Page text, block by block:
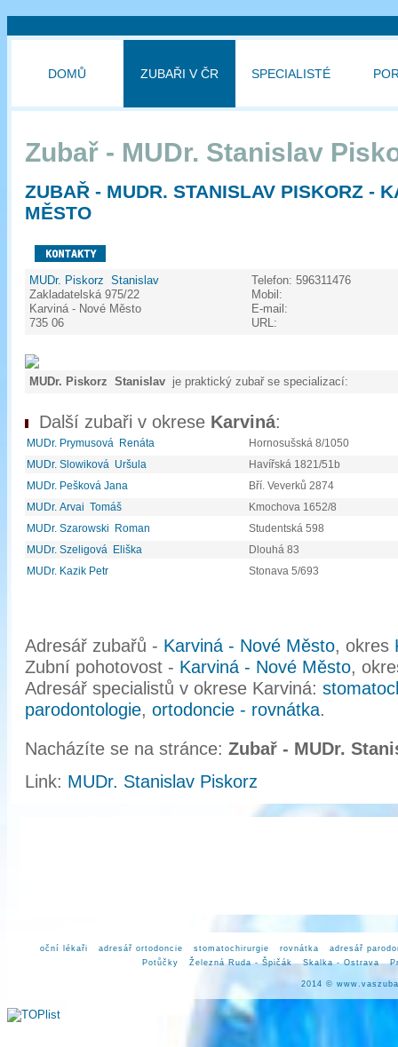
DOMŮ ZUBAŘI V ČR SPECIALISTÉ
Zubař - MUDr. Stanislav
ZUBAŘ - MUDR. STANISLAV PISKORZ -
MĚSTO
MUDr. Piskorz Stanislav
Zakladatelská 975/22
Karviná - Nové Město
735 06
Telefon:
Mobil:
E-mail:
URL:
596311476
MUDr. Piskorz Stanislav je praktický zubař se specializací:
Další zubaři v okrese Karviná:
MUDr. Prymusová Renáta
Hornosušská 8/1050
MUDr. Slowiková Uršula
Havířská 1821/51b
MUDr. Pešková Jana
Bří. Veverků 2874
MUDr. Arvai Tomáš
Kmochova 1652/8
MUDr. Szarowski Roman
Studentská 598
MUDr. Szeligová Eliška
Dlouhá 83
MUDr. Kazik Petr
Stonava 5/693
Adresář zubařů - Karviná - Nové Město, okres
Zubní pohotovost - Karviná - Nové Město,
Adresář specialistů v okrese Karviná:
parodontologie, ortodoncie - rovnátka.
Nacházíte se na stránce: Zubař - MUDr.
Link: MUDr. Stanislav Piskorz
oční lékaři adresář ortodoncie stomatochirurgie rovnátka
adresář
Potůčky
Železná Ruda - Špičák Skalka - Ostrava
2014 ©